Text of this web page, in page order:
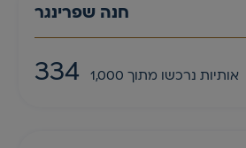
חנה שפרינגר
334 אותיות נרכשו מתוך 1,000